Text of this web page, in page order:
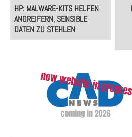
Post
navigation
HP: MALWARE-KITS HELFEN
ANGREIFERN, SENSIBLE
DATEN ZU STEHLEN